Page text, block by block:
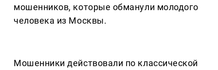
мошенников, которые обманули молодого
человека из Москвы.
Мошенники действовали по классической